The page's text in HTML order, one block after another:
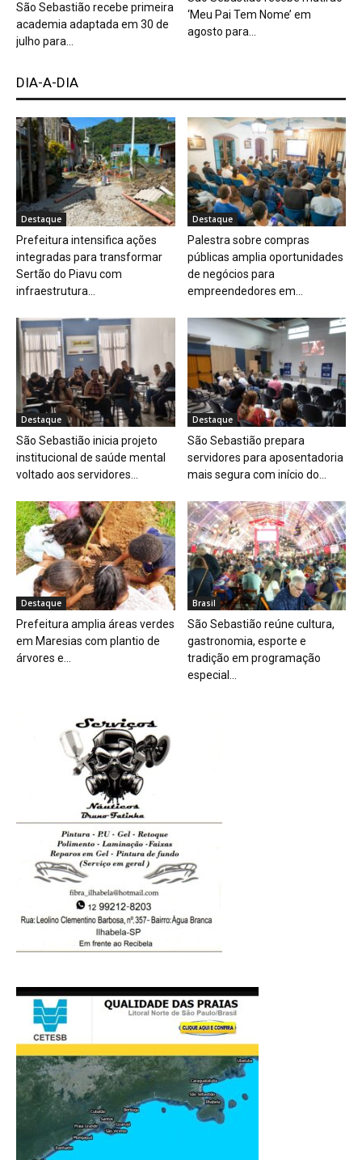
São Sebastião recebe primeira
academia adaptada em 30 de
julho para...
‘Meu Pai Tem Nome’ em
agosto para...
DIA-A-DIA
Destaque
Prefeitura intensifica ações
integradas para transformar
Sertão do Piavu com
infraestrutura...
Destaque
Palestra sobre compras
públicas amplia oportunidades
de negócios para
empreendedores em...
Destaque
São Sebastião inicia projeto
institucional de saúde mental
voltado aos servidores...
Destaque
São Sebastião prepara
servidores para aposentadoria
mais segura com início do...
Destaque
Prefeitura amplia áreas verdes
em Maresias com plantio de
árvores e...
Brasil
São Sebastião reúne cultura,
gastronomia, esporte e
tradição em programação
especial...